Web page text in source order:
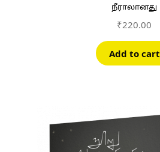
நீராலானது
₹220.00
Add to cart